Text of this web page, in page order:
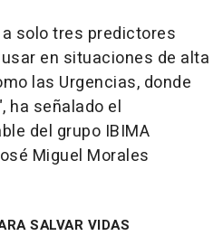
solo tres predictores
en situaciones de alta
las Urgencias, donde
ha señalado el
del grupo IBIMA
Miguel Morales
SALVAR VIDAS